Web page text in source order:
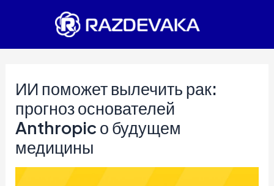
ИИ поможет вылечить рак:
прогноз основателей
Anthropic о будущем
медицины